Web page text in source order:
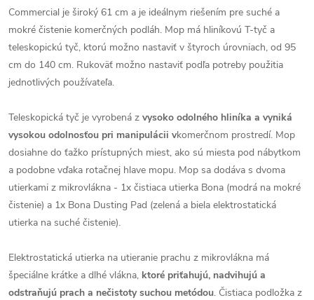
Commercial je široký 61 cm a je ideálnym riešením pre suché a
mokré čistenie komerčných podláh. Mop má hliníkovú T-tyč a
teleskopickú tyč, ktorú možno nastaviť v štyroch úrovniach, od 95
cm do 140 cm. Rukoväť možno nastaviť podľa potreby použitia
jednotlivých používateľa.
Teleskopická tyč je vyrobená z vysoko odolného hliníka a vyniká
vysokou odolnosťou pri manipulácii vkomerčnom prostredí. Mop
dosiahne do ťažko prístupných miest, ako sú miesta pod nábytkom
a podobne vďaka rotačnej hlave mopu. Mop sa dodáva s dvoma
utierkami z mikrovlákna - 1x čistiaca utierka Bona (modrá na mokré
čistenie) a 1x Bona Dusting Pad (zelená a biela elektrostatická
utierka na suché čistenie).
Elektrostatická utierka na utieranie prachu z mikrovlákna má
špeciálne krátke a dlhé vlákna, ktoré priťahujú, nadvihujú a
odstraňujú prach a nečistoty suchou metódou. Čistiaca podložka z